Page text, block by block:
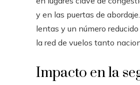
y en las puertas de
lentas y un número
la red de vuelos tanto
Impacto en la